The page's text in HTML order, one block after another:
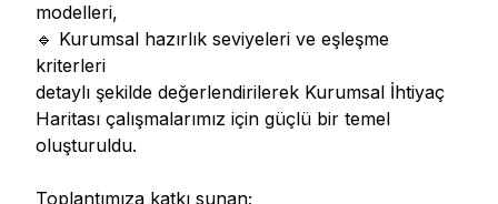
modelleri,
🔹 Kurumsal hazırlık seviyeleri ve eşleşme
kriterleri
detaylı şekilde değerlendirilerek Kurumsal İhtiyaç
Haritası çalışmalarımız için güçlü bir temel
oluşturuldu.
Toplantımıza katkı sunan;